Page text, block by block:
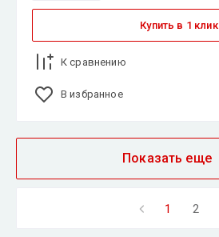
Купить в 1 клик
К сравнению
В избранное
Показать еще
1 2